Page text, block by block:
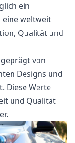
ein
eine weltweit
Qualität und
von
Designs und
Diese Werte
und Qualität